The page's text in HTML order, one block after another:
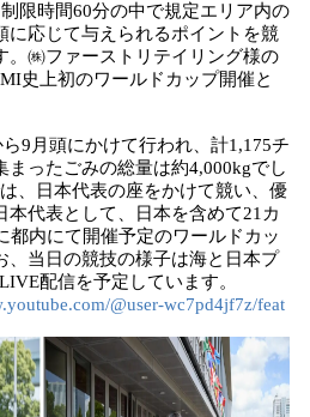
限時間60分の中で規定エリア内の
に応じて与えられるポイントを競
。㈱ファーストリテイリング様の
史上初のワールドカップ開催と
9月頭にかけて行われ、計1,175チ
まったごみの総量は約4,000kgでし
、日本代表の座をかけて競い、優
本代表として、日本を含めて21カ
都内にて開催予定のワールドカッ
、当日の競技の様子は海と日本プ
配信を予定しています。
@user-wc7pd4jf7z/feat